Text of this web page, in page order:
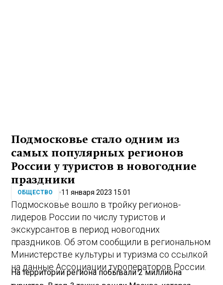
Подмосковье стало одним из
самых популярных регионов
России у туристов в новогодние
праздники
ОБЩЕСТВО 11 января 2023 15:01
Подмосковье вошло в тройку регионов-
лидеров России по числу туристов и
экскурсантов в период новогодних
праздников. Об этом сообщили в региональном
Министерстве культуры и туризма со ссылкой
на данные Ассоциации туроператоров России.
На территории региона побывали 2 миллиона